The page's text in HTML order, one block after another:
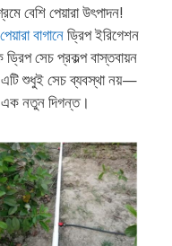
বেশি পেয়ারা উৎপাদন!
পেয়ারা বাগানেড্রিপ ইরিগেশন
সেচ প্রকল্প বাস্তবায়ন
এটি শুধুই সেচ ব্যবস্থা নয়—
এক নতুন দিগন্ত।